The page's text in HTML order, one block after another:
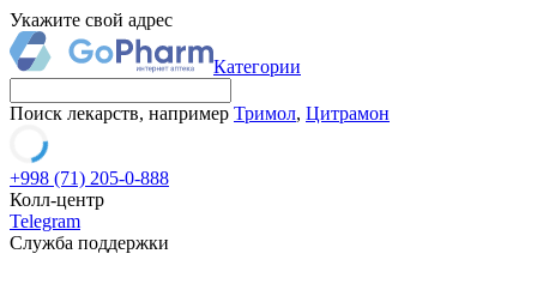
Укажите свой адрес
Категории
Поиск лекарств, например Тримол, Цитрамон
+998 (71) 205-0-888
Колл-центр
Telegram
Служба поддержки